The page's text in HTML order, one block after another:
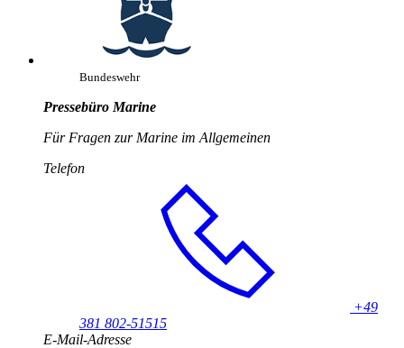
Bundeswehr
Pressebüro Marine
Für Fragen zur Marine im Allgemeinen
Telefon
+49
381 802-51515
E-Mail-Adresse